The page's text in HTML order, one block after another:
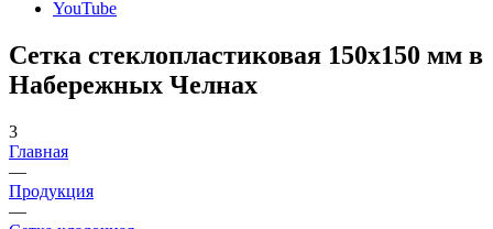
YouTube
Сетка стеклопластиковая 150x150 мм в
Набережных Челнах
3
Главная
—
Продукция
—